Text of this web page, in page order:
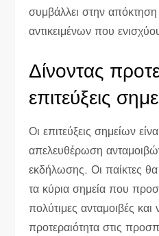
συμβάλλει στην
αντικειμένων που
Δίνοντας
επιτεύξεις
Οι επιτεύξεις σημείων
απελευθέρωση
εκδήλωσης. Οι παίκτες
τα κύρια σημεία που
πολύτιμες ανταμοιβές
προτεραιότητα στις